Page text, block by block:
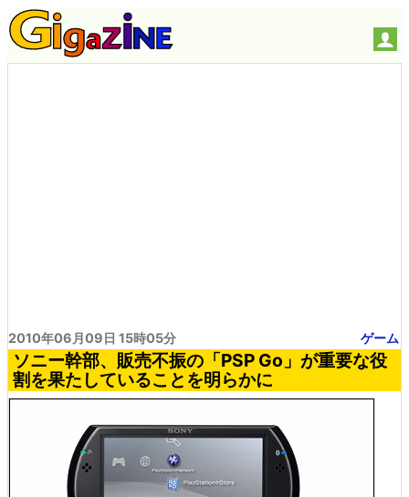
2010年06月09日 15時05分 ゲーム
ソニー幹部、販売不振の「PSP Go」が重要な役
割を果たしていることを明らかに